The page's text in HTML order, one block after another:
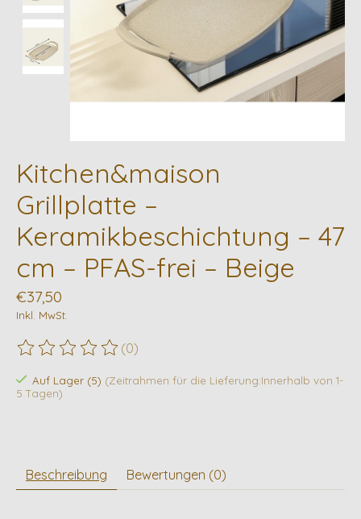
Kitchen&maison
Grillplatte –
Keramikbeschichtung – 47
cm – PFAS-frei – Beige
€37,50
Inkl. MwSt.
Die Bewertung dieses Produkts ist
(0)
Auf Lager (5) (Zeitrahmen für die Lieferung:Innerhalb von 1-
5 Tagen)
Beschreibung Bewertungen (0)